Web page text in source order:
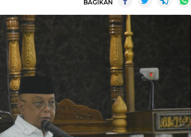
BAGIKAN